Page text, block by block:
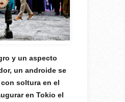
y un aspecto
un androide se
soltura en el
en Tokio el